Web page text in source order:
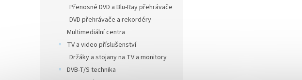
Přenosné DVD a Blu-Ray přehrávače
DVD přehrávače a rekordéry
Multimediální centra
TV a video příslušenství
Držáky a stojany na TV a monitory
DVB-T/S technika